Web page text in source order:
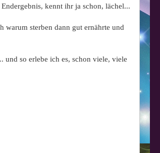
kennt ihr ja schon, lächel...
warum sterben dann gut ernährte und
so erlebe ich es, schon viele, viele